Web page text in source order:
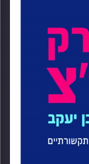
משתתפי הכנס,
מירב בן ארי,
הטכנולוגיה
התקשורת